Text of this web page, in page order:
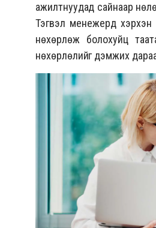
ажилтнуудад сайнаар
Тэгвэл менежерүүд
нөхөрлөж болохуйц
нөхөрлөлийг дэмжих